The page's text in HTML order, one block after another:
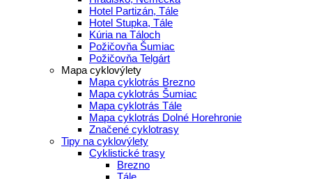
Hotel Partizán, Tále
Hotel Stupka, Tále
Kúria na Táloch
Požičovňa Šumiac
Požičovňa Telgárt
Mapa cyklovýlety
Mapa cyklotrás Brezno
Mapa cyklotrás Šumiac
Mapa cyklotrás Tále
Mapa cyklotrás Dolné Horehronie
Značené cyklotrasy
Tipy na cyklovýlety
Cyklistické trasy
Brezno
Tále